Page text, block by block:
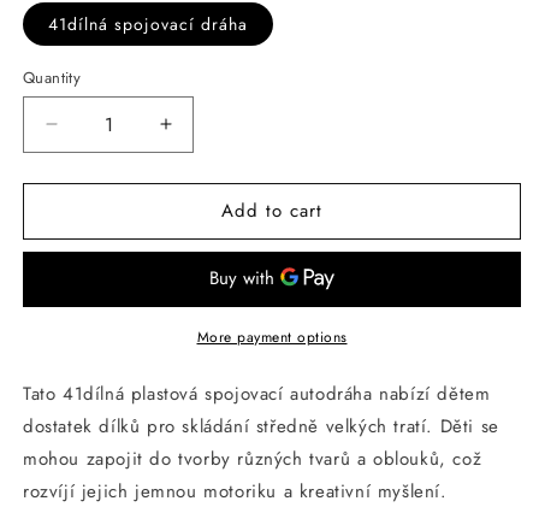
41dílná spojovací dráha
Quantity
Decrease
quantity
for
spojovací
Increase
quantity
for
41dílná
spojovací
Add to cart
More payment options
Tato 41dílná plastová spojovací autodráha nabízí dětem
dostatek dílků pro skládání středně velkých tratí. Děti se
mohou zapojit do tvorby různých tvarů a oblouků, což
rozvíjí jejich jemnou motoriku a kreativní myšlení.